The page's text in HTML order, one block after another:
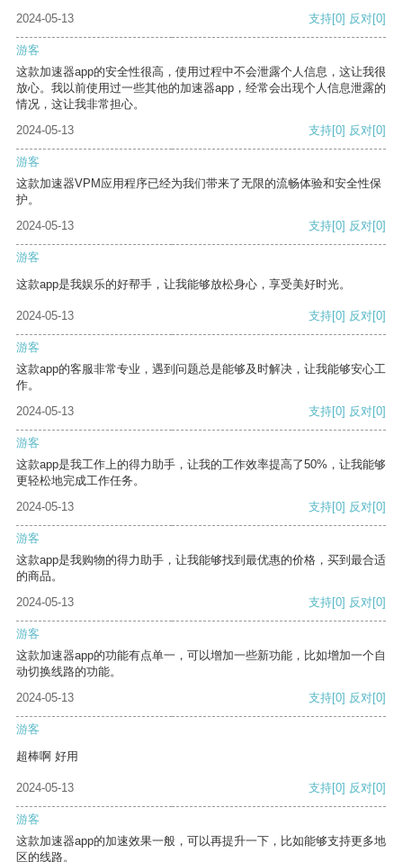
2024-05-13 支持[0] 反对[0]
游客
这款加速器app的安全性很高，使用过程中不会泄露个人信息，这让我很
放心。我以前使用过一些其他的加速器app，经常会出现个人信息泄露的
情况，这让我非常担心。
2024-05-13
支持[0] 反对[0]
游客
这款加速器VPM应用程序已经为我们带来了无限的流畅体验和安全性保
护。
2024-05-13
支持[0] 反对[0]
游客
这款app是我娱乐的好帮手，让我能够放松身心，享受美好时光。
2024-05-13 支持[0] 反对[0]
游客
这款app的客服非常专业，遇到问题总是能够及时解决，让我能够安心工
作。
2024-05-13
支持[0] 反对[0]
游客
这款app是我工作上的得力助手，让我的工作效率提高了50%，让我能够
更轻松地完成工作任务。
2024-05-13
支持[0] 反对[0]
游客
这款app是我购物的得力助手，让我能够找到最优惠的价格，买到最合适
的商品。
2024-05-13
支持[0] 反对[0]
游客
这款加速器app的功能有点单一，可以增加一些新功能，比如增加一个自
动切换线路的功能。
2024-05-13
支持[0] 反对[0]
游客
超棒啊 好用
2024-05-13 支持[0] 反对[0]
游客
这款加速器app的加速效果一般，可以再提升一下，比如能够支持更多地
区的线路。